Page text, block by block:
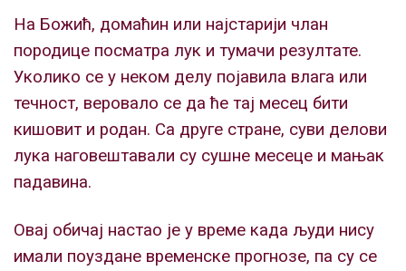
На Божић, домаћин или најстарији члан
породице посматра лук и тумачи резултате.
Уколико се у неком делу појавила влага или
течност, веровало се да ће тај месец бити
кишовит и родан. Са друге стране, суви делови
лука наговештавали су сушне месеце и мањак
падавина.
Овај обичај настао је у време када људи нису
имали поуздане временске прогнозе, па су се